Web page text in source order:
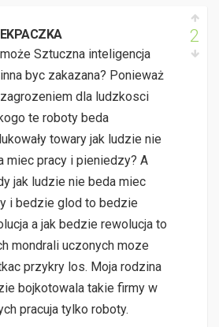
Sztuczna inteligencja
byc zakazana? Ponieważ
dla ludzkosci
te roboty beda
towary jak ludzie nie
miec pracy i pieniedzy? A
jak ludzie nie beda miec
i bedzie glod to bedzie
a jak bedzie rewolucja to
mondrali uczonych moze
przykry los. Moja rodzina
bojkotowala takie firmy w
pracuja tylko roboty.
2